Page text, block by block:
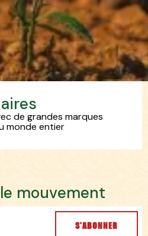
aires
de grandes marques
monde entier
le mouvement
S'ABONNER